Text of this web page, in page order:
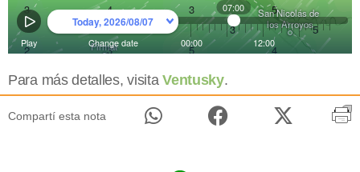
Para más detalles, visitaVentusky.
Compartí esta nota